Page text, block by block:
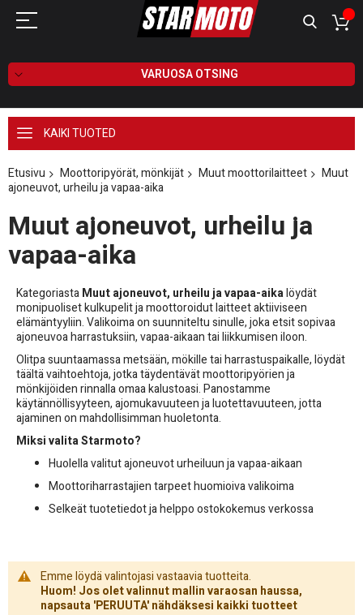
VARUOSA OTSING
KAIKI TUOTED
Etusivu Moottoripyörät, mönkijät Muut moottorilaitteet
Muut
ajoneuvot, urheilu ja vapaa-aika
Muut ajoneuvot, urheilu ja
vapaa-aika
KategoriastaMuut ajoneuvot, urheilu ja vapaa-aikalöydät
monipuoliset kulkupelit ja moottoroidut laitteet aktiiviseen
elämäntyyliin. Valikoima on suunniteltu sinulle, joka etsit sopivaa
ajoneuvoa harrastuksiin, vapaa-aikaan tai liikkumisen iloon.
Olitpa suuntaamassa metsään, mökille tai harrastuspaikalle, löydät
täältä vaihtoehtoja, jotka täydentävät moottoripyörien ja
mönkijöiden rinnalla omaa kalustoasi. Panostamme
käytännöllisyyteen, ajomukavuuteen ja luotettavuuteen, jotta
ajaminen on mahdollisimman huoletonta.
Miksi valita Starmoto?
Huolella valitut ajoneuvot urheiluun ja vapaa-aikaan
Moottoriharrastajien tarpeet huomioiva valikoima
Selkeät tuotetiedot ja helppo ostokokemus verkossa
Emme löydä valintojasi vastaavia tuotteita.
Huom! Jos olet valinnut mallin varaosan haussa,
napsauta 'PERUUTA' nähdäksesi kaikki tuotteet